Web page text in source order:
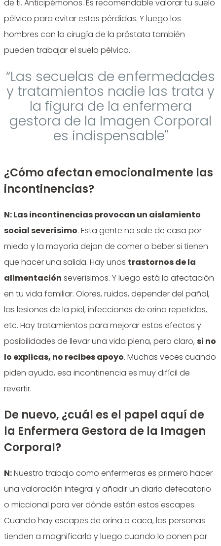
de ti. Anticipémonos. Es recomendable valorar tu suelo
pélvico para evitar estas pérdidas. Y luego los
hombres con la cirugía de la próstata también
pueden trabajar el suelo pélvico.
“Las secuelas de enfermedades
y tratamientos nadie las trata y
la figura de la enfermera
gestora de la Imagen Corporal
es indispensable"
¿Cómo afectan emocionalmente las
incontinencias?
N: Las incontinencias provocan un aislamiento
social severísimo. Esta gente no sale de casa por
miedo y la mayoría dejan de comer o beber si tienen
que hacer una salida. Hay unos trastornos de la
alimentación severísimos. Y luego está la afectación
en tu vida familiar. Olores, ruidos, depender del pañal,
las lesiones de la piel, infecciones de orina repetidas,
etc. Hay tratamientos para mejorar estos efectos y
posibilidades de llevar una vida plena, pero claro, si no
lo explicas, no recibes apoyo. Muchas veces cuando
piden ayuda, esa incontinencia es muy difícil de
revertir.
De nuevo, ¿cuál es el papel aquí de
la Enfermera Gestora de la Imagen
Corporal?
N:Nuestro trabajo como enfermeras es primero hacer
una valoración integral y añadir un diario defecatorio
o miccional para ver dónde están estos escapes.
Cuando hay escapes de orina o caca, las personas
tienden a magnificarlo y luego cuando lo ponen por